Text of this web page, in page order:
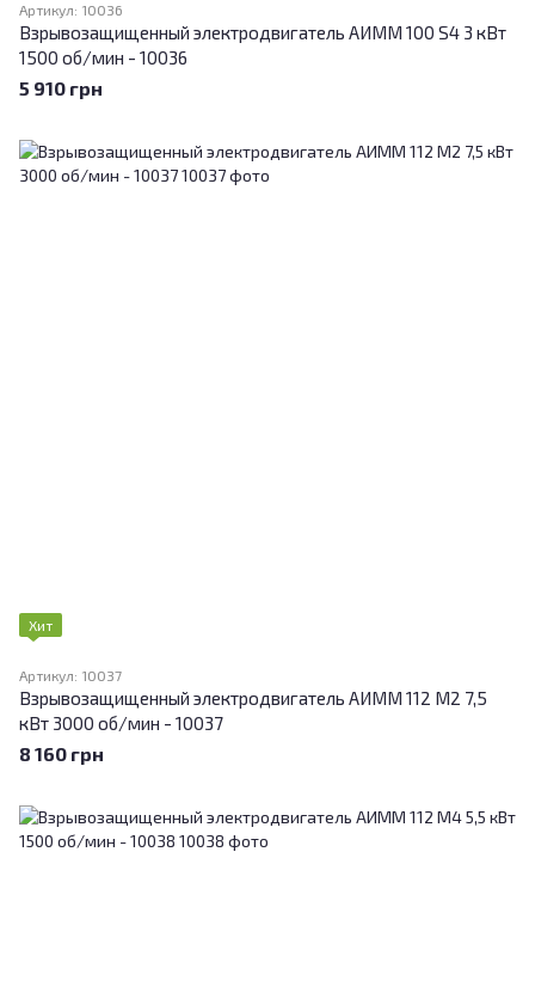
Артикул: 10036
Взрывозащищенный электродвигатель АИММ 100 S4 3 кВт
1500 об/мин - 10036
5 910 грн
Хит
Артикул: 10037
Взрывозащищенный электродвигатель АИММ 112 М2 7,5
кВт 3000 об/мин - 10037
8 160 грн